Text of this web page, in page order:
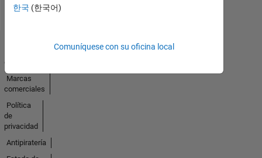
한국 (한국어)
Comuníquese con su oficina local
confianza
Marcas
comerciales
Política
de
privacidad
Antipiratería